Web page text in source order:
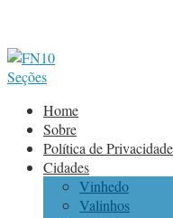
Seções
Home
Sobre
Política de Privacidade
Cidades
Vinhedo
Valinhos